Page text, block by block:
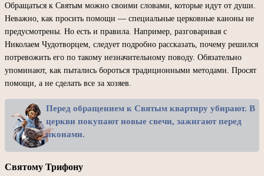
Обращаться к Святым можно своими словами, которые идут от души.
Неважно, как просить помощи — специальные церковные каноны не
предусмотрены. Но есть и правила. Например, разговаривая с
Николаем Чудотворцем, следует подробно рассказать, почему решился
потревожить его по такому незначительному поводу. Обязательно
упоминают, как пытались бороться традиционными методами. Просят
помощи, а не сделать все за хозяев.
Перед обращением к Святым квартиру убирают. В
церкви покупают новые свечи, зажигают перед
иконами.
Святому Трифону